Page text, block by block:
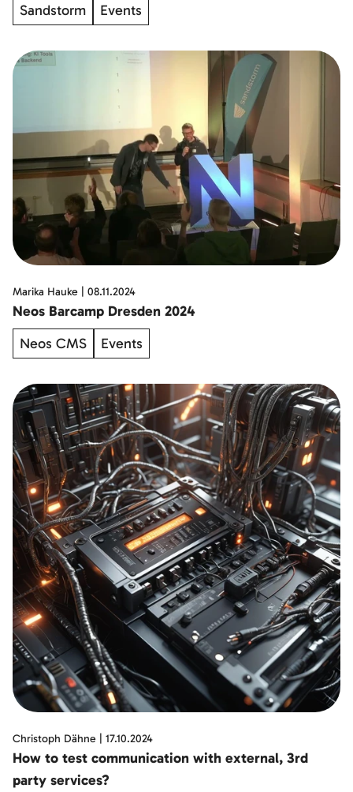
Sandstorm
Events
Marika Hauke 08.11.2024
Neos Barcamp Dresden 2024
Neos CMS
Events
Christoph Dähne 17.10.2024
How to test communication with external, 3rd
party services?